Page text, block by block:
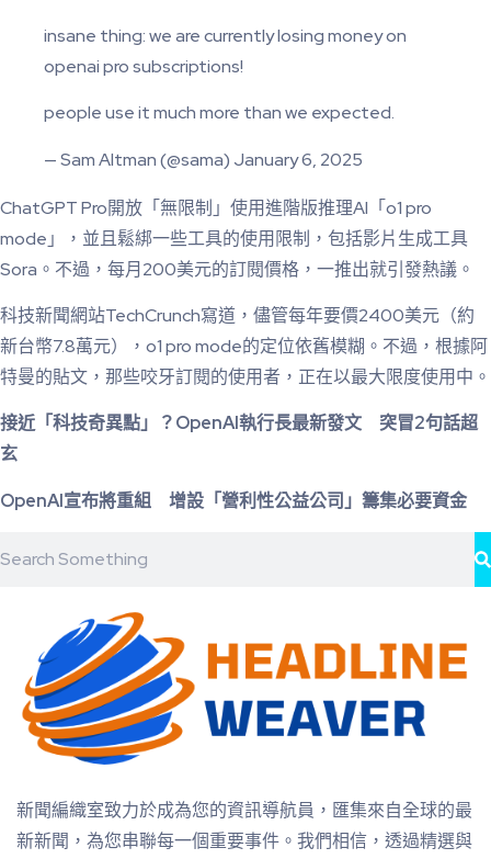
insane thing: we are currently losing money on
openai pro subscriptions!
people use it much more than we expected.
— Sam Altman (@sama) January 6, 2025
ChatGPT Pro開放「無限制」使用進階版推理AI「o1 pro
mode」，並且鬆綁一些工具的使用限制，包括影片生成工具
Sora。不過，每月200美元的訂閱價格，一推出就引發熱議。
科技新聞網站TechCrunch寫道，儘管每年要價2400美元（約
新台幣7.8萬元），o1 pro mode的定位依舊模糊。不過，根據阿
特曼的貼文，那些咬牙訂閱的使用者，正在以最大限度使用中。
接近「科技奇異點」？OpenAI執行長最新發文 突冒2句話超
玄
OpenAI宣布將重組 增設「營利性公益公司」籌集必要資金
新聞編織室致力於成為您的資訊導航員，匯集來自全球的最
新新聞，為您串聯每一個重要事件。我們相信，透過精選與